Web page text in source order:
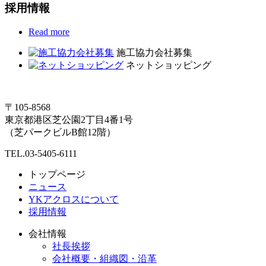
採用情報
Read more
施工協力会社募集
ネットショッピング
〒105-8568
東京都港区芝公園2丁目4番1号
（芝パークビルB館12階）
TEL.03-5405-6111
トップページ
ニュース
YKアクロスについて
採用情報
会社情報
社長挨拶
会社概要・組織図・沿革